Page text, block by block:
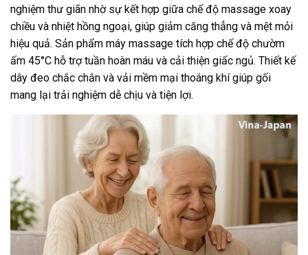
nghiệm thư giãn nhờ sự kết hợp giữa chế độ massage xoay
chiều và nhiệt hồng ngoại, giúp giảm căng thẳng và mệt mỏi
hiệu quả. Sản phẩm máy massage tích hợp chế độ chườm
ấm 45°C hỗ trợ tuần hoàn máu và cải thiện giấc ngủ. Thiết kế
dây đeo chắc chắn và vải mềm mại thoáng khí giúp gối
mang lại trải nghiệm dễ chịu và tiện lợi.